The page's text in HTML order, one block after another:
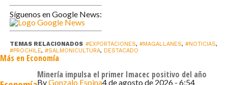
Brasil y China.
El segundo sector más importante para las
exportaciones de Magallanes son las Manufacturas, con
envíos por US$ 158 millones y un crecimiento del 114%.
Aquí destacan como principal producto el etanol (US$
Síguenos en Google News:
TEMAS RELACIONADOS #EXPORTACIONES, #MAGALLANES, #NOTICIAS,
#PROCHILE, #SALMONICULTURA, DESTACADO
Más en Economía
Minería impulsa el primer Imacec positivo del año
ByGonzalo Espina4 de agosto de 2026 - 6:54